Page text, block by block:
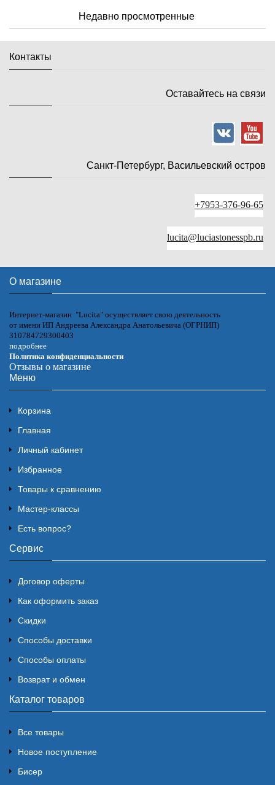
Недавно просмотренные
Контакты
Оставайтесь на связи
Санкт-Петербург, Васильевский остров
+7953-376-96-65
lucita@luciastonesspb.ru
О магазине
Интернет-магазин "Lucita" осуществляет свою деятельность
от имени ИП Андреева Александра Анатольевича (ОГРНИП)
310784729300403
подробнее
Политика конфиденциальности
Отзывы о магазине
Меню
Корзина
Главная
Личный кабинет
Избранное
Товары к сравнению
Мастер-классы
Есть вопрос?
Сервис
Договор оферты
Как оформить заказ
Скидки
Способы доставки
Способы оплаты
Возврат и обмен
Каталог товаров
Все товары
Новое поступление
Бисер